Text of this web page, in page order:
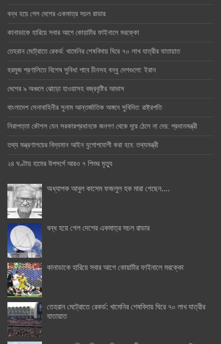
বন্ধ হয়ে গেল দেশের একমাত্র সচল রাডার
কানাডাকে হারিয়ে সবার আগে কোয়ার্টার ফাইনালে মরক্কো
তেহরান মেট্রোতে রেকর্ড: খামেনির শেষবিদায় ঘিরে ৭০ লাখ যাত্রীর যাতায়াত
হরমুজ প্রণালিতে বিশেষ সুবিধা পাবে চীনসহ বন্ধু দেশগুলো: ইরান
দেশের ৯ অঞ্চলে ঝোড়ো হাওয়াসহ বজ্রবৃষ্টির আভাস
বাংলাদেশ সেনাবাহিনীর সুনাম আন্তর্জাতিক অঙ্গনে সুবিদিত: রাষ্ট্রপতি
নিরাপত্তা কৌশল যেন সরকারপ্রধানকে জনগণ থেকে দূরে ঠেলে না দেয়: প্রধানমন্ত্রী
তথ্য মন্ত্রণালয়ের বিদ্যমান আইন যুগোপযোগী করা হবে: তথ্যমন্ত্রী
২৪ ঘণ্টায় হামের উপসর্গে আরও ৭ শিশুর মৃত্যু
অধ্যাপক আবুল কাসেম ফজলুল হক মারা গেছেন….
বন্ধ হয়ে গেল দেশের একমাত্র সচল রাডার
কানাডাকে হারিয়ে সবার আগে কোয়ার্টার ফাইনালে মরক্কো
তেহরান মেট্রোতে রেকর্ড: খামেনির শেষবিদায় ঘিরে ৭০ লাখ যাত্রীর
যাতায়াত